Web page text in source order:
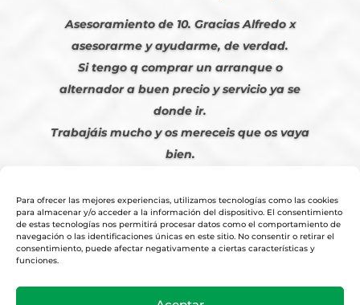
Para ofrecer las mejores experiencias, utilizamos tecnologías como las cookies
para almacenar y/o acceder a la información del dispositivo. El consentimiento
de estas tecnologías nos permitirá procesar datos como el comportamiento de
navegación o las identificaciones únicas en este sitio. No consentir o retirar el
consentimiento, puede afectar negativamente a ciertas características y
funciones.
Asesoramiento de 10. Gracias Alfredo x
asesorarme y ayudarme, de verdad.
Si tengo q comprar un arranque o
alternador a buen precio y servicio ya se
donde ir.
Trabajáis mucho y os mereceis que os vaya
bien.